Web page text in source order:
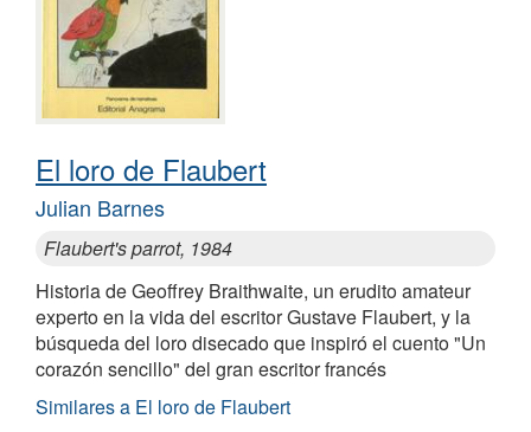
El loro de Flaubert
Julian Barnes
Flaubert's parrot, 1984
Historia de Geoffrey Braithwaite, un erudito amateur
experto en la vida del escritor Gustave Flaubert, y la
búsqueda del loro disecado que inspiró el cuento "Un
corazón sencillo" del gran escritor francés
Similares a El loro de Flaubert